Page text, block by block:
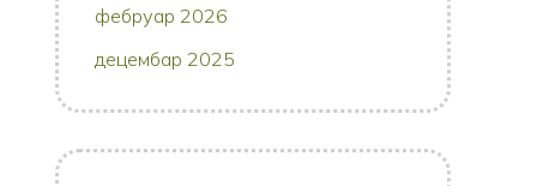
фебруар 2026
децембар 2025